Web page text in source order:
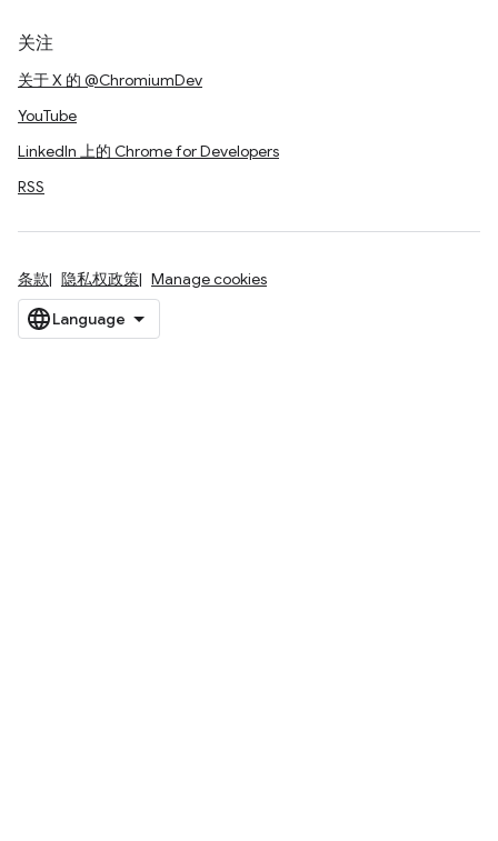
关注
关于 X 的 @ChromiumDev
YouTube
LinkedIn 上的 Chrome for Developers
RSS
条款 隐私权政策 Manage cookies